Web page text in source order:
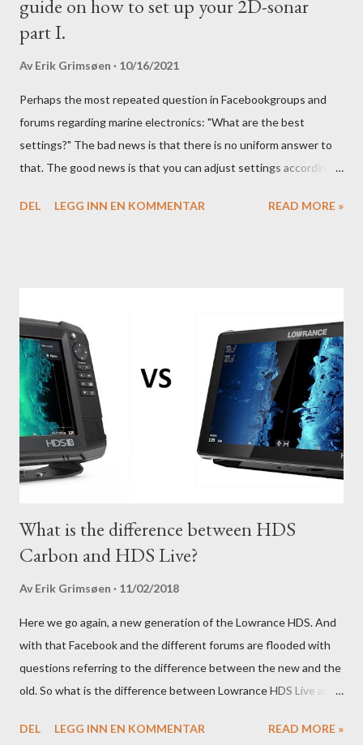
guide on how to set up your 2D-sonar
part I.
Av Erik Grimsøen 10/16/2021
Perhaps the most repeated question in Facebookgroups and
forums regarding marine electronics: "What are the best
settings?" The bad news is that there is no uniform answer to
that. The good news is that you can adjust settings according
you should tweak and why. Here is part 1 of our guide to get the
DEL LEGG INN EN KOMMENTAR READ MORE »
What is the difference between HDS
Carbon and HDS Live?
Av Erik Grimsøen 11/02/2018
Here we go again, a new generation of the Lowrance HDS. And
with that Facebook and the different forums are flooded with
questions referring to the difference between the new and the
old. So what is the difference between Lowrance HDS Live and
DEL
LEGG INN EN KOMMENTAR READ MORE »